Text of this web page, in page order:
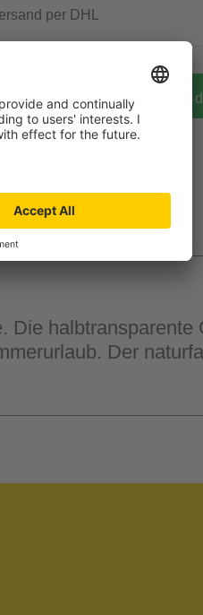
per DHL
+ In
halbtransparente
Der